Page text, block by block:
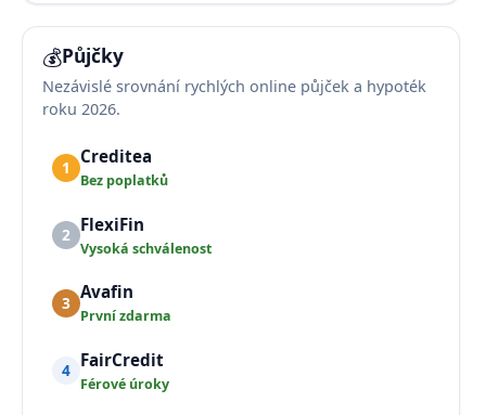
💰Půjčky
Nezávislé srovnání rychlých online půjček a hypoték
roku 2026.
1 Creditea
Bez poplatků
2 FlexiFin
Vysoká schválenost
3 Avafin
První zdarma
4 FairCredit
Férové úroky